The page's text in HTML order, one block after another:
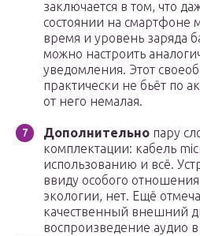
заключается в том, что
состоянии на смартфоне
время и уровень заряда
можно настроить
уведомления. Этот
практически не бьёт по
от него немалая.
Дополнительно пару
комплектации: кабель
использованию и всё.
ввиду особого
экологии, нет. Ещё
качественный внешний
воспроизведение аудио